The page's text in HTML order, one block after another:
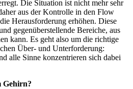
Die Situation ist nicht mehr sehr
aus der Kontrolle in den Flow
Herausforderung erhöhen. Diese
gegenüberstellende Bereiche, aus
kann. Es geht also um die richtige
Über- und Unterforderung:
alle Sinne konzentrieren sich dabei
Gehirn?